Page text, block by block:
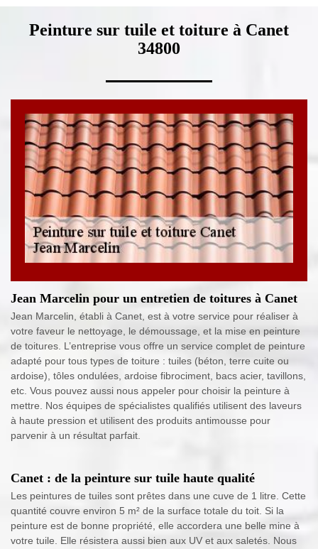
Peinture sur tuile et toiture à Canet
34800
Jean Marcelin pour un entretien de toitures à Canet
Jean Marcelin, établi à Canet, est à votre service pour réaliser à
votre faveur le nettoyage, le démoussage, et la mise en peinture
de toitures. L’entreprise vous offre un service complet de peinture
adapté pour tous types de toiture : tuiles (béton, terre cuite ou
ardoise), tôles ondulées, ardoise fibrociment, bacs acier, tavillons,
etc. Vous pouvez aussi nous appeler pour choisir la peinture à
mettre. Nos équipes de spécialistes qualifiés utilisent des laveurs
à haute pression et utilisent des produits antimousse pour
parvenir à un résultat parfait.
Canet : de la peinture sur tuile haute qualité
Les peintures de tuiles sont prêtes dans une cuve de 1 litre. Cette
quantité couvre environ 5 m² de la surface totale du toit. Si la
peinture est de bonne propriété, elle accordera une belle mine à
votre tuile. Elle résistera aussi bien aux UV et aux saletés. Nous